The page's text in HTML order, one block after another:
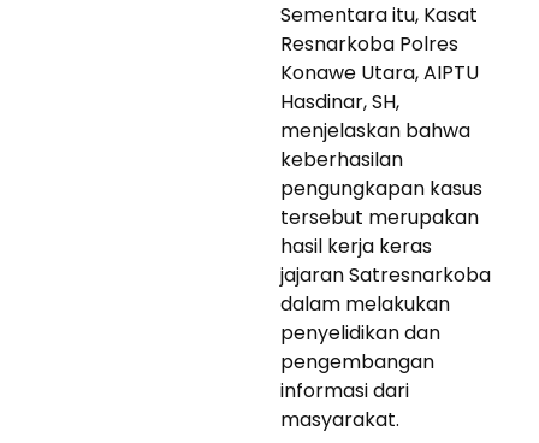
Sementara itu, Kasat
Resnarkoba Polres
Konawe Utara, AIPTU
Hasdinar, SH,
menjelaskan bahwa
keberhasilan
pengungkapan kasus
tersebut merupakan
hasil kerja keras
jajaran Satresnarkoba
dalam melakukan
penyelidikan dan
pengembangan
informasi dari
masyarakat.